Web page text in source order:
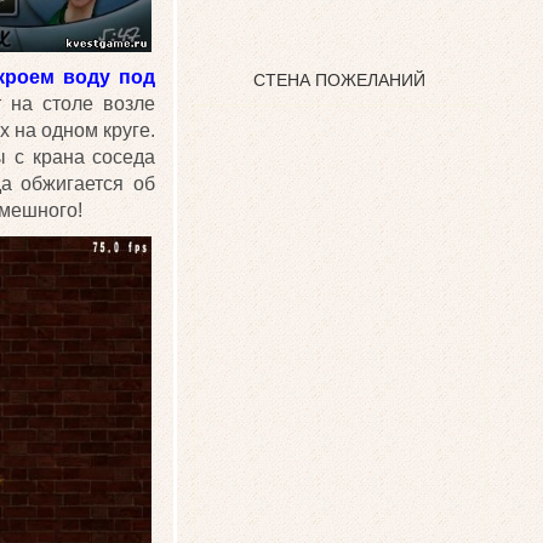
воду под
на столе возле
на одном круге.
с крана соседа
обжигается об
СТЕНА ПОЖЕЛАНИЙ